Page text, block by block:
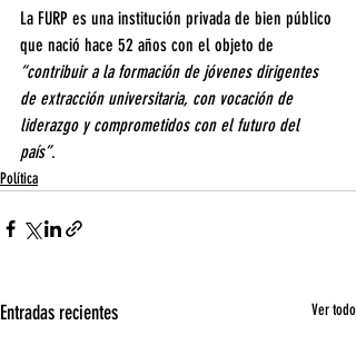
La FURP es una institución privada de bien público
que nació hace 52 años con el objeto de
“contribuir a la formación de jóvenes dirigentes
de extracción universitaria, con vocación de
liderazgo y comprometidos con el futuro del
país”.
Política
Entradas recientes Ver todo